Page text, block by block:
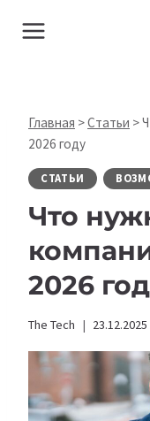
Главная >Статьи >
2026 году
СТАТЬИ
Что
2026
The Tech 23.12.2025